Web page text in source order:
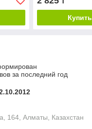
Купить
за последний год
164, Алматы, Казахстан